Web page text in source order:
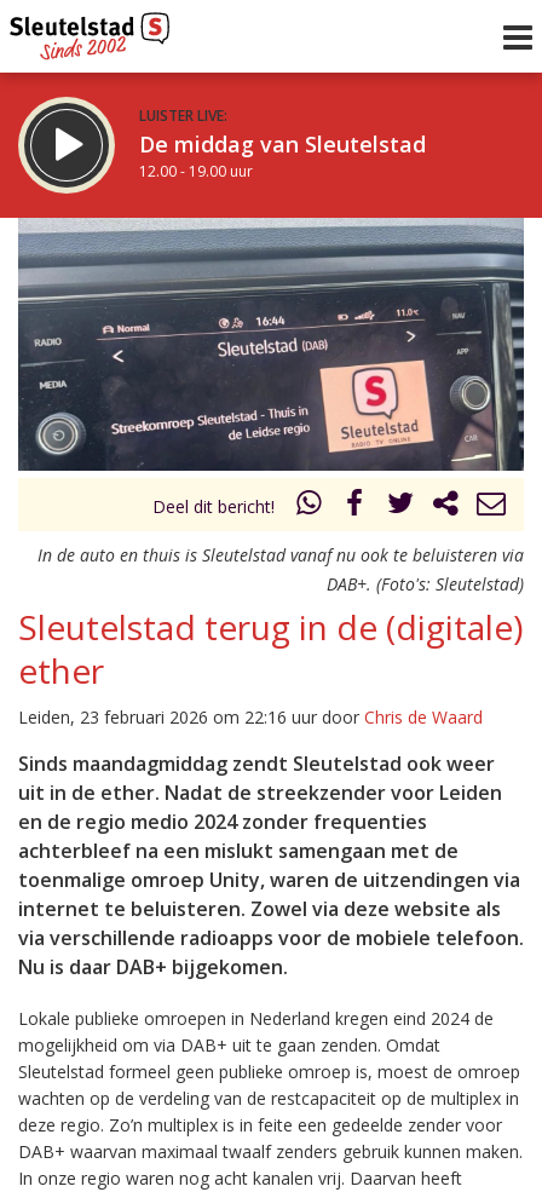
LUISTER LIVE:
De middag van Sleutelstad
12.00 - 19.00 uur
STRAKS:
De avond van Sleutelstad
19.00 - 22.00 uur
Vorig uur
uur 1 van 0 Volgend uur
Deel dit bericht!
In de auto en thuis is Sleutelstad vanaf nu ook te beluisteren via
DAB+. (Foto's: Sleutelstad)
Sleutelstad terug in de (digitale)
ether
Leiden, 23 februari 2026 om 22:16 uur door Chris de Waard
Sinds maandagmiddag zendt Sleutelstad ook weer
uit in de ether. Nadat de streekzender voor Leiden
en de regio medio 2024 zonder frequenties
achterbleef na een mislukt samengaan met de
toenmalige omroep Unity, waren de uitzendingen via
internet te beluisteren. Zowel via deze website als
via verschillende radioapps voor de mobiele telefoon.
Nu is daar DAB+ bijgekomen.
Lokale publieke omroepen in Nederland kregen eind 2024 de
mogelijkheid om via DAB+ uit te gaan zenden. Omdat
Sleutelstad formeel geen publieke omroep is, moest de omroep
wachten op de verdeling van de restcapaciteit op de multiplex in
deze regio. Zo’n multiplex is in feite een gedeelde zender voor
DAB+ waarvan maximaal twaalf zenders gebruik kunnen maken.
In onze regio waren nog acht kanalen vrij. Daarvan heeft